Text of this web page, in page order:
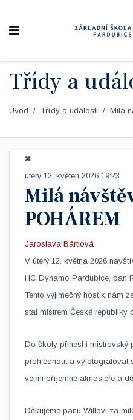
Třídy a
Úvod Třídy a události Milá
úterý 12. květen 2026 19:23
Milá
POHÁREM
Jaroslava Bártlová
V úterý 12. května 2026
HC Dynamo Pardubice, pan
Tento výjimečný host k nám
stal mistrem České republiky
Do školy přinesl i mistrovský
prohlédnout a vyfotografovat
velmi příjemné atmosféře a
Děkujeme panu Willovi za